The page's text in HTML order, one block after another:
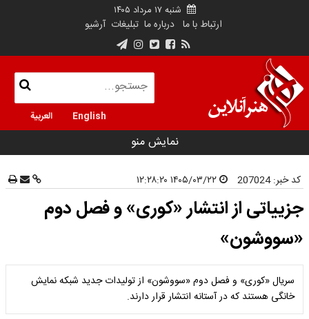
شنبه ۱۷ مرداد ۱۴۰۵
ارتباط با ما درباره ما تبلیغات آرشیو
English العربية
نمایش منو
کد خبر:207024
جزییاتی از انتشار «کوری» و فصل دوم
«سووشون»
سریال «کوری» و فصل دوم «سووشون» از تولیدات جدید شبکه نمایش
خانگی هستند که در آستانه انتشار قرار دارند.